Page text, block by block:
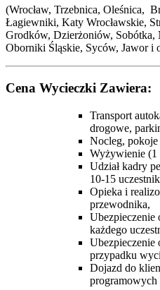
(Wrocław, Trzebnica, Oleśnica,
Łagiewniki, Katy Wrocławskie,
Grodków, Dzierżoniów, Sobótka,
Oborniki Śląskie, Syców, Jawor i
Cena Wycieczki Zawiera:
Transport
drogowe,
Nocleg, pokoje
Wyżywienie (1
Udział kadry
10-15
Opieka i
przewodnika,
Ubezpieczenie
każdego
Ubezpieczenie
przypadku
Dojazd do
programowych